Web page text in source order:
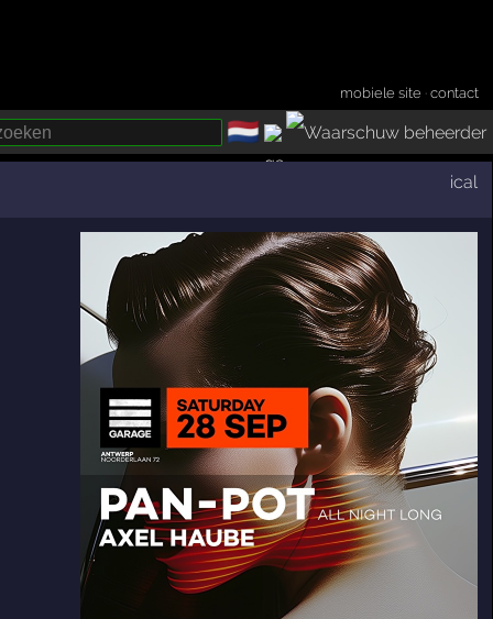
mobiele site ·contact
🇳🇱
ical